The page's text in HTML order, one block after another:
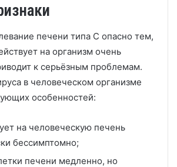
печени типа С опасно тем,
на организм очень
к серьёзным проблемам.
в человеческом организме
особенностей:
на человеческую печень
бессимптомно;
печени медленно, но